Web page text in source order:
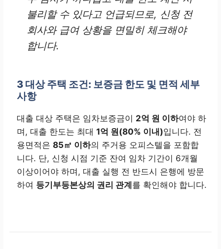
불리할 수 있다고 언급되므로, 신청 전
회사와 급여 상황을 면밀히 체크해야
합니다.
3 대상 주택 조건: 보증금 한도 및 면적 세부
사항
대출 대상 주택은 임차보증금이 2억 원 이하여야 하
며, 대출 한도는 최대 1억 원(80% 이내)입니다. 전
용면적은 85㎡ 이하의 주거용 오피스텔을 포함합
니다. 단, 신청 시점 기준 잔여 임차 기간이 6개월
이상이어야 하며, 대출 실행 전 반드시 은행에 방문
하여 등기부등본상의 권리 관계 를 확인해야 합니다.